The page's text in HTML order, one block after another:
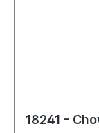
18241 -